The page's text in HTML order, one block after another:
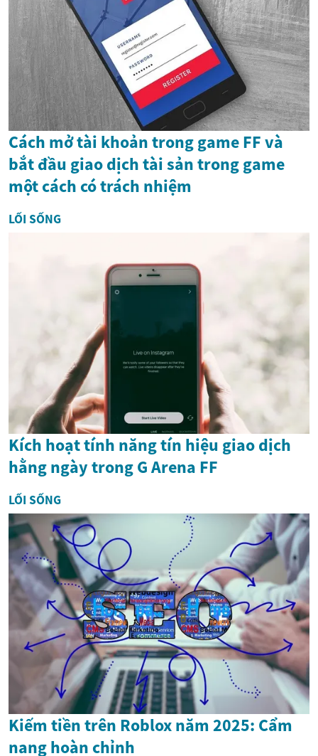
Cách mở tài khoản trong game FF và
bắt đầu giao dịch tài sản trong game
một cách có trách nhiệm
LỐI SỐNG
Kích hoạt tính năng tín hiệu giao dịch
hằng ngày trong G Arena FF
LỐI SỐNG
Kiếm tiền trên Roblox năm 2025: Cẩm
nang hoàn chỉnh